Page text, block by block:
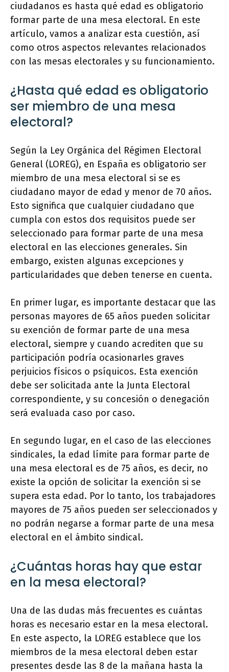
ciudadanos es hasta qué edad es obligatorio
formar parte de una mesa electoral. En este
artículo, vamos a analizar esta cuestión, así
como otros aspectos relevantes relacionados
con las mesas electorales y su funcionamiento.
¿Hasta qué edad es obligatorio
ser miembro de una mesa
electoral?
Según la Ley Orgánica del Régimen Electoral
General (LOREG), en España es obligatorio ser
miembro de una mesa electoral si se es
ciudadano mayor de edad y menor de 70 años.
Esto significa que cualquier ciudadano que
cumpla con estos dos requisitos puede ser
seleccionado para formar parte de una mesa
electoral en las elecciones generales. Sin
embargo, existen algunas excepciones y
particularidades que deben tenerse en cuenta.
En primer lugar, es importante destacar que las
personas mayores de 65 años pueden solicitar
su exención de formar parte de una mesa
electoral, siempre y cuando acrediten que su
participación podría ocasionarles graves
perjuicios físicos o psíquicos. Esta exención
debe ser solicitada ante la Junta Electoral
correspondiente, y su concesión o denegación
será evaluada caso por caso.
En segundo lugar, en el caso de las elecciones
sindicales, la edad límite para formar parte de
una mesa electoral es de 75 años, es decir, no
existe la opción de solicitar la exención si se
supera esta edad. Por lo tanto, los trabajadores
mayores de 75 años pueden ser seleccionados y
no podrán negarse a formar parte de una mesa
electoral en el ámbito sindical.
¿Cuántas horas hay que estar
en la mesa electoral?
Una de las dudas más frecuentes es cuántas
horas es necesario estar en la mesa electoral.
En este aspecto, la LOREG establece que los
miembros de la mesa electoral deben estar
presentes desde las 8 de la mañana hasta la